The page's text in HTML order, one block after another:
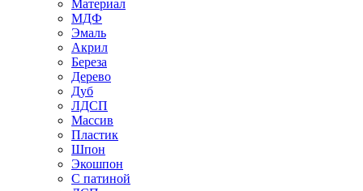
Материал
МДФ
Эмаль
Акрил
Береза
Дерево
Дуб
ЛДСП
Массив
Пластик
Шпон
Экошпон
С патиной